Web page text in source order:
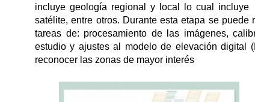
incluye geología regional y local lo cual incluye
satélite, entre otros. Durante esta etapa se
tareas de: procesamiento de las imágenes,
estudio y ajustes al modelo de elevación digital
reconocer las zonas de mayor interés